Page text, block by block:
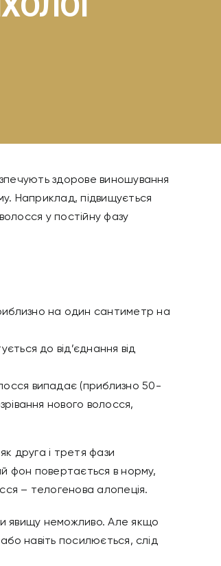
здорове виношування
Наприклад, підвищується
у постійну фазу
на один сантиметр на
до від’єднання від
випадає (приблизно 50-
нового волосся,
друга і третя фази
фон повертається в норму,
– телогенова алопеція.
явищу неможливо. Але якщо
навіть посилюється, слід